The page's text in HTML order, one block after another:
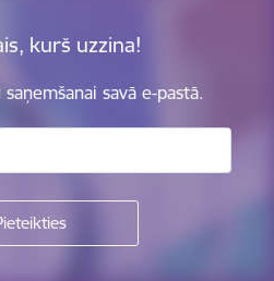
kurš uzzina!
savā e-pastā.